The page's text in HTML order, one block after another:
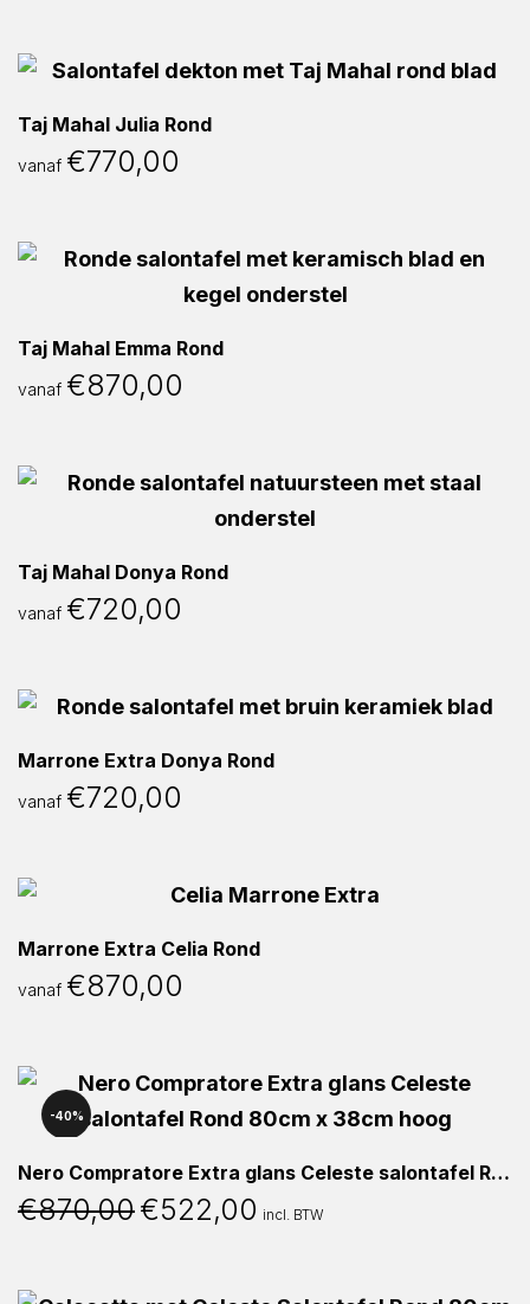
Taj Mahal Julia Rond
vanaf €770,00
Taj Mahal Emma Rond
vanaf €870,00
Taj Mahal Donya Rond
vanaf €720,00
Marrone Extra Donya Rond
vanaf €720,00
Marrone Extra Celia Rond
vanaf €870,00
40%
Nero Compratore Extra glans Celeste salontafel Rond 80cm 38cm hoog
€870,00 Oorspronkelijke
€522,00 Huidige
incl. BTW